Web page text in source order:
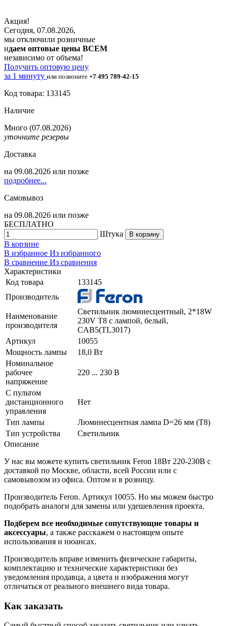
Акция!
Сегодня, 07.08.2026,
мы отключили розничные
идаем оптовые цены ВСЕМ
независимо от объема!
Получить оптовую цену
за 1 минуту или позвоните +7 495 789-42-15
Код товара: 133145
Наличие
Много (07.08.2026)
уточните резервы
Доставка
на 09.08.2026 или позже
подробнее...
Самовывоз
на 09.08.2026 или позже
БЕСПЛАТНО
Штука
В корзину
В корзине
В избранное Из избранного
В сравнение Из сравнения
Характеристики
Код товара
133145
Производитель
Наименование
производителя
Светильник люминесцентный, 2*18W
230V T8 с лампой, белый,
CAB5(TL3017)
Артикул
10055
Мощность лампы
18,0 Вт
Номинальное
рабочее
напряжение
220 ... 230 В
С пультом
дистанционного
управления
Нет
Тип лампы
Люминесцентная лампа D=26 мм (T8)
Тип устройства
Светильник
Описание
У нас вы можете купить светильник Feron 18Вт 220-230В с
доставкой по Москве, области, всей России или с
самовывозом из офиса. Оптом и в розницу.
Производитель Feron. Артикул 10055. Но мы можем быстро
подобрать аналоги для замены или удешевления проекта.
Подберем все необходимые сопутствующие товары и
аксессуары, а также расскажем о настоящем опыте
использования и нюансах.
Производитель вправе изменить физические габариты,
комплектацию и технические характеристики без
уведомления продавца, а цвета и изображения могут
отличаться от реального внешнего вида товара.
Как заказать